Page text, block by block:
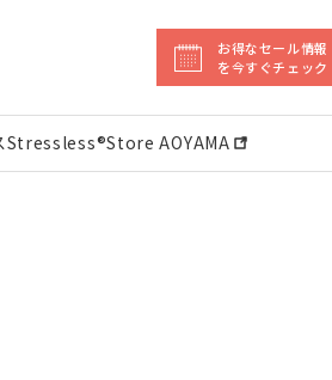
お得なセール情報
を今すぐチェック
Stressless®︎Store AOYAMA